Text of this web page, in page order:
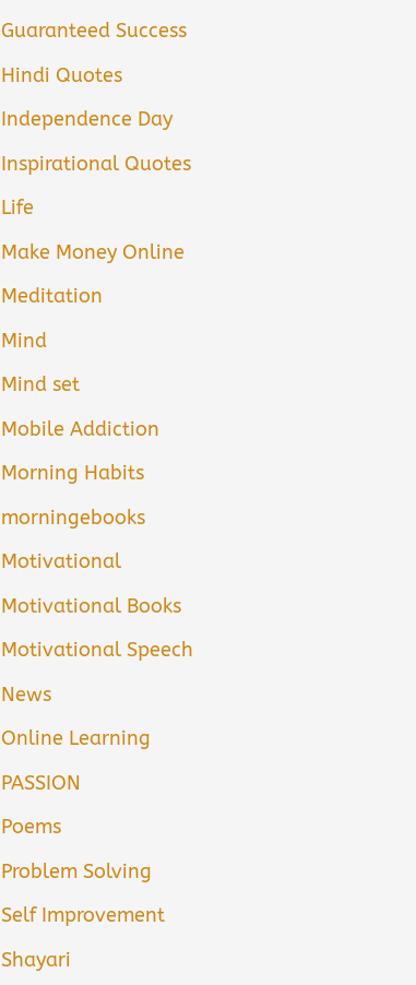
Guaranteed Success
Hindi Quotes
Independence Day
Inspirational Quotes
Life
Make Money Online
Meditation
Mind
Mind set
Mobile Addiction
Morning Habits
morningebooks
Motivational
Motivational Books
Motivational Speech
News
Online Learning
PASSION
Poems
Problem Solving
Self Improvement
Shayari